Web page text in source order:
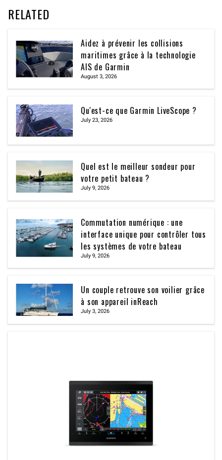
RELATED
Aidez à prévenir les collisions
maritimes grâce à la technologie
AIS de Garmin
August 3, 2026
Qu'est-ce que Garmin LiveScope ?
July 23, 2026
Quel est le meilleur sondeur pour
votre petit bateau ?
July 9, 2026
Commutation numérique : une
interface unique pour contrôler tous
les systèmes de votre bateau
July 9, 2026
Un couple retrouve son voilier grâce
à son appareil inReach
July 3, 2026